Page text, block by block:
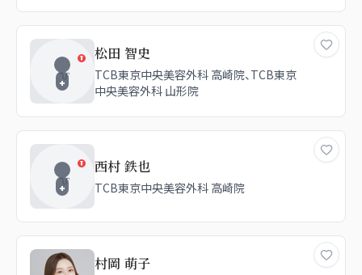
松田 智史
TCB東京中央美容外科 高崎院、TCB東京
中央美容外科 山形院
西村 鉄也
TCB東京中央美容外科 高崎院
村岡 萌子